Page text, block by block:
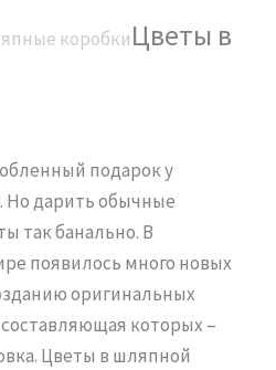
коробкиЦветы в
подарок у
Но дарить обычные
так банально. В
появилось много новых
оригинальных
которых –
Цветы в шляпной